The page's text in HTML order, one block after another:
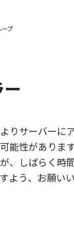
プ
りサーバーに
能性があります
、しばらく時
よう、お願いい